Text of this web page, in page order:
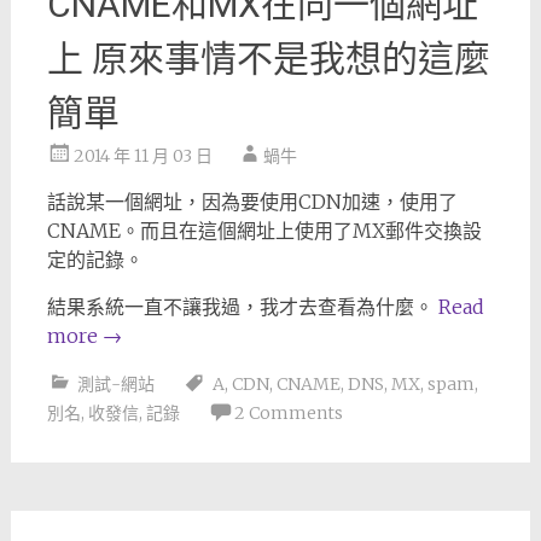
上 原來事情不是我想的這麼
簡單
2014 年 11 月 03 日 蝸牛
話說某一個網址，因為要使用CDN加速，使用了
CNAME。而且在這個網址上使用了MX郵件交換設
定的記錄。
結果系統一直不讓我過，我才去查看為什麼。 Read
more →
測試-網站 A, CDN, CNAME, DNS, MX, spam,
別名, 收發信, 記錄 2 Comments